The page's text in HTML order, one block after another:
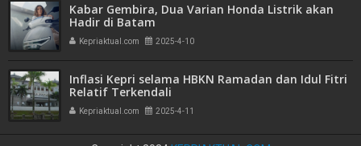
Kabar Gembira, Dua Varian Honda Listrik akan
Hadir di Batam
Kepriaktual.com 2025-4-10
Inflasi Kepri selama HBKN Ramadan dan Idul Fitri
Relatif Terkendali
Kepriaktual.com 2025-4-11